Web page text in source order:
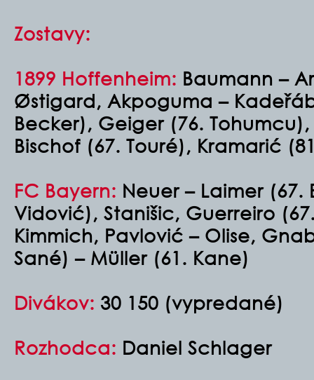
Zostavy:
1899 Hoffenheim: Baumann –
Østigard, Akpoguma –
Becker), Geiger (76. Tohumcu),
Bischof (67. Touré), Kramarić
FC Bayern: Neuer – Laimer (67.
Vidović), Stanišic, Guerreiro
Kimmich, Pavlović – Olise,
Sané) – Müller (61. Kane)
Divákov: 30 150 (vypredané)
Rozhodca: Daniel Schlager